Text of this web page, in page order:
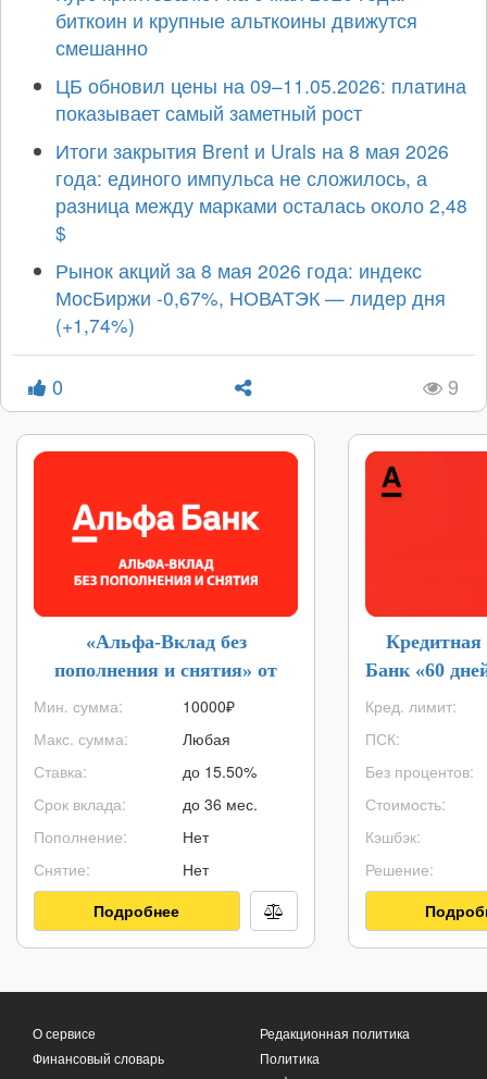
биткоин и крупные альткоины движутся
смешанно
ЦБ обновил цены на 09–11.05.2026: платина
показывает самый заметный рост
Итоги закрытия Brent и Urals на 8 мая 2026
года: единого импульса не сложилось, а
разница между марками осталась около 2,48
$
Рынок акций за 8 мая 2026 года: индекс
МосБиржи -0,67%, НОВАТЭК — лидер дня
(+1,74%)
0 9
«Альфа-Вклад без
пополнения и снятия» от
Альфа-Банка
Мин. сумма:
Макс. сумма:
Ставка:
Срок вклада:
Пополнение:
Снятие:
10000₽
Любая
до 15.50%
до 36 мес.
Нет
Нет
Подробнее
Банк «60
Кред. лимит:
ПСК:
Без процентов:
Стоимость:
Кэшбэк:
Решение:
О сервисе
Финансовый словарь
Редакционная политика
Политика